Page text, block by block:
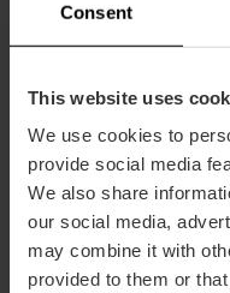
Consent
This website uses
We use cookies to
provide social media
We also share
our social media,
may combine it with
provided to them or